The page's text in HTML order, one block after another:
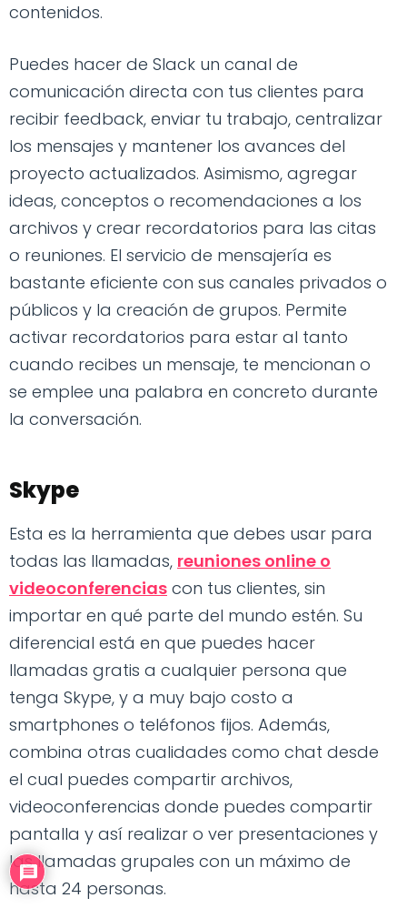
contenidos.
Puedes hacer de Slack un canal de
comunicación directa con tus clientes para
recibir feedback, enviar tu trabajo, centralizar
los mensajes y mantener los avances del
proyecto actualizados. Asimismo, agregar
ideas, conceptos o recomendaciones a los
archivos y crear recordatorios para las citas
o reuniones. El servicio de mensajería es
bastante eficiente con sus canales privados o
públicos y la creación de grupos. Permite
activar recordatorios para estar al tanto
cuando recibes un mensaje, te mencionan o
se emplee una palabra en concreto durante
la conversación.
Skype
Esta es la herramienta que debes usar para
todas las llamadas, reuniones online o
videoconferencias con tus clientes, sin
importar en qué parte del mundo estén. Su
diferencial está en que puedes hacer
llamadas gratis a cualquier persona que
tenga Skype, y a muy bajo costo a
smartphones o teléfonos fijos. Además,
combina otras cualidades como chat desde
el cual puedes compartir archivos,
videoconferencias donde puedes compartir
pantalla y así realizar o ver presentaciones y
las llamadas grupales con un máximo de
hasta 24 personas.